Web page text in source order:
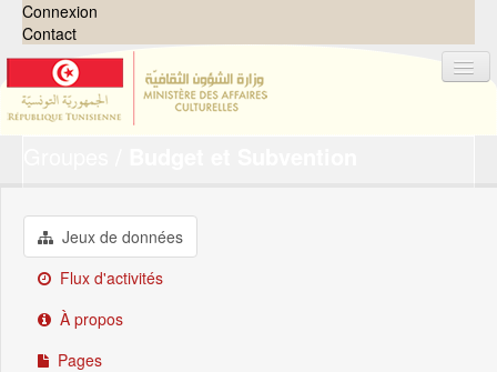
Connexion
Contact
Groupes
Demandes
À propos
Jeux de données
Flux d'activités
À propos
Pages